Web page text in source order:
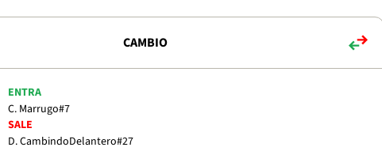
CAMBIO
ENTRA
C. Marrugo#7
SALE
D. CambindoDelantero#27